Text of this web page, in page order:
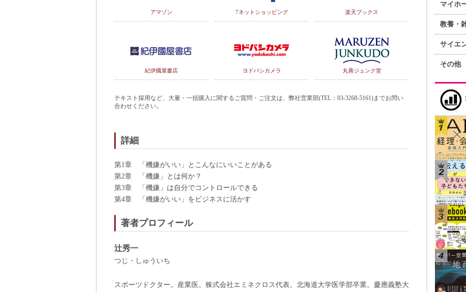
アマゾン 7ネットショッピング 楽天ブックス
紀伊國屋書店 ヨドバシカメラ 丸善ジュンク堂
テキスト採用など、大量・一括購入に関するご質問・ご注文は、弊社営業部(TEL：03-3268-5161)までお問い
合わせください。
詳細
第1章 「機嫌がいい」とこんなにいいことがある
第2章 「機嫌」とは何か？
第3章 「機嫌」は自分でコントロールできる
第4章 「機嫌がいい」をビジネスに活かす
著者プロフィール
辻秀一
つじ・しゅういち
スポーツドクター。産業医。株式会社エミネクロス代表。北海道大学医学部卒業。慶應義塾大
マイホ
教養・
サイエ
その他